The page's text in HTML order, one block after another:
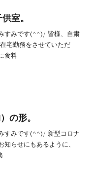
室。
すみです(^^)/ 皆様、自粛
宅勤務をさせていただ
食料
の形。
すみです(^^)/ 新型コロナ
知らせにもあるように、